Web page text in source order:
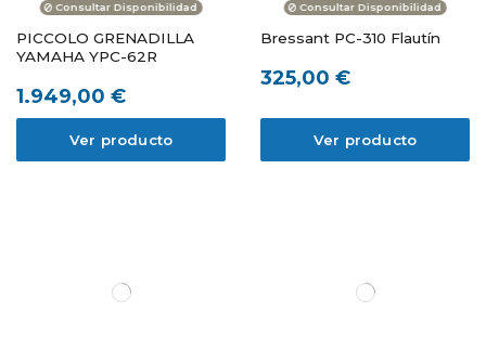
Consultar Disponibilidad
PICCOLO GRENADILLA
YAMAHA YPC-62R
1.949,00 €
Ver producto
Consultar Disponibilidad
Bressant PC-310 Flautín
325,00 €
Ver producto